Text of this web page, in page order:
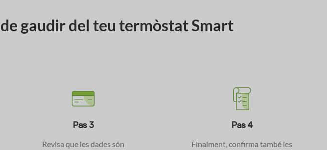
gaudir del teu termòstat Smart
Pas 3
Revisa que les dades són
Pas 4
Finalment, confirma també les